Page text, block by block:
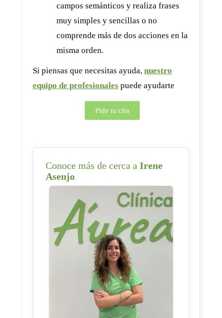
campos semánticos y realiza frases
muy simples y sencillas o no
comprende más de dos acciones en la
misma orden.
Si piensas que necesitas ayuda, nuestro
equipo de profesionales puede ayudarte
Pide tu cita
Conoce más de cerca a Irene
Asenjo